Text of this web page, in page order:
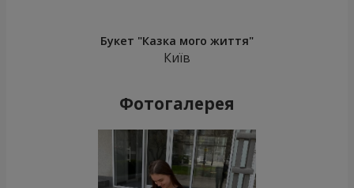
Букет "Казка мого життя"
Київ
Фотогалерея